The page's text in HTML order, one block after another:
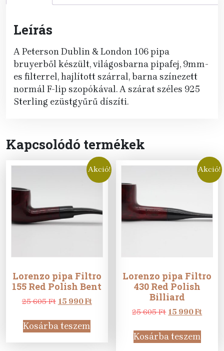
Leírás
A Peterson Dublin & London 106 pipa
bruyerből készült, világosbarna pipafej, 9mm-
es filterrel, hajlított szárral, barna színezett
normál F-lip szopókával. A szárat széles 925
Sterling ezüstgyűrű díszíti.
Kapcsolódó termékek
Akció!
Lorenzo pipa Filtro
155 Red Polish Bent
25 605Ft Original
was:
25
605 Ft.
15 990FtCurrent
990 Ft.
Kosárba teszem
Akció!
Lorenzo pipa Filtro
430 Red Polish
Billiard
25 605Ft Original
was:
25
15 990Ft
Kosárba teszem